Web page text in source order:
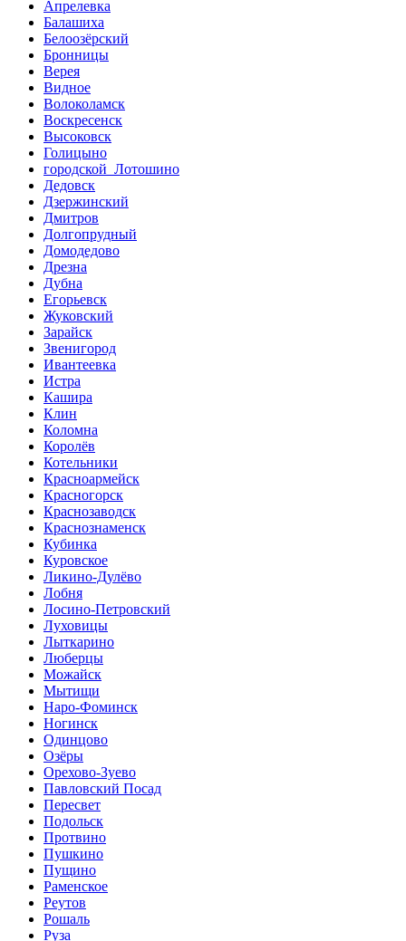
Апрелевка
Балашиха
Белоозёрский
Бронницы
Верея
Видное
Волоколамск
Воскресенск
Высоковск
Голицыно
городской Лотошино
Дедовск
Дзержинский
Дмитров
Долгопрудный
Домодедово
Дрезна
Дубна
Егорьевск
Жуковский
Зарайск
Звенигород
Ивантеевка
Истра
Кашира
Клин
Коломна
Королёв
Котельники
Красноармейск
Красногорск
Краснозаводск
Краснознаменск
Кубинка
Куровское
Ликино-Дулёво
Лобня
Лосино-Петровский
Луховицы
Лыткарино
Люберцы
Можайск
Мытищи
Наро-Фоминск
Ногинск
Одинцово
Озёры
Орехово-Зуево
Павловский Посад
Пересвет
Подольск
Протвино
Пушкино
Пущино
Раменское
Реутов
Рошаль
Руза